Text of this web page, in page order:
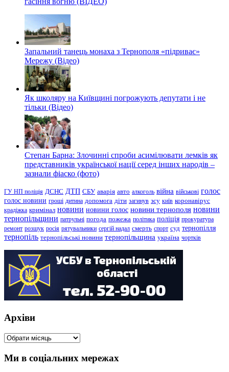
Запальний танець монаха з Тернополя «підриває»
Мережу (Відео)
Як школяру на Київщині погрожують депутати і не
тільки (Відео)
Степан Барна: Злочинні спроби асимілювати лемків як
представників української нації серед інших народів –
зазнали фіаско (фото)
ГУ НП поліція ДСНС ДТП СБУ аварія авто алкоголь війна військові голос
голос новини гроші дитина допомога діти загинув зсу київ коронавірус
крадіжка кримінал новини новини голос новини тернополя новини
тернопільщини патрульні погода пожежа політика поліція прокуратура
ремонт розшук росія рятувальники сергій надал смерть спорт суд тернопілля
тернопіль тернопільські новини тернопільщина україна чортків
Архіви
Архіви
Ми в соціальних мережах